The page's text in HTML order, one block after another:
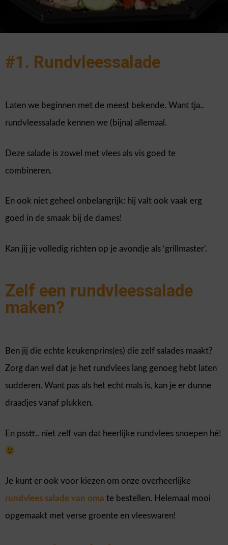
#1. Rundvleessalade
Laten we beginnen met de meest bekende. Want tja..
rundvleessalade kennen we (bijna) allemaal.
Deze salade is zowel met vlees als vis goed te
combineren.
En ook niet geheel onbelangrijk: hij valt ook vaak erg
goed in de smaak bij de dames!
Kan jij je volledig richten op je avondje als ‘grillmaster’.
Zelf een rundvleessalade
maken?
Ben jij die echte keukenprins(es) die zelf salades maakt?
Zorg dan wel dat je het rundvlees lang genoeg hebt laten
sudderen. Want pas als het echt mals is, kan je er dunne
draadjes vanaf plukken.
En psstt.. niet zelf van dat heerlijke rundvlees snoepen hé!
Je kunt er ook voor kiezen om onze overheerlijke
rundvlees salade van oma te bestellen. Helemaal mooi
opgemaakt met verse groente en vleeswaren!